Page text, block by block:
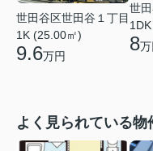
世田谷区世田谷１丁目
1K (25.00㎡)
9.6万円
世
8万
よく見られている物